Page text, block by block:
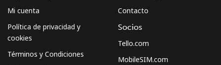
Mi cuenta
Política de privacidad y
cookies
Términos y Condiciones
Contacto
Socios
Tello.com
MobileSIM.com